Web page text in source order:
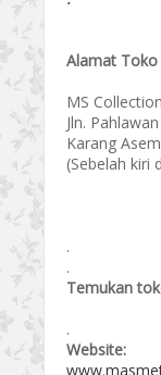
Alamat Toko
MS Collection
Jln.
Karang
(Sebelah kiri
.
.
Temukan
.
Website: